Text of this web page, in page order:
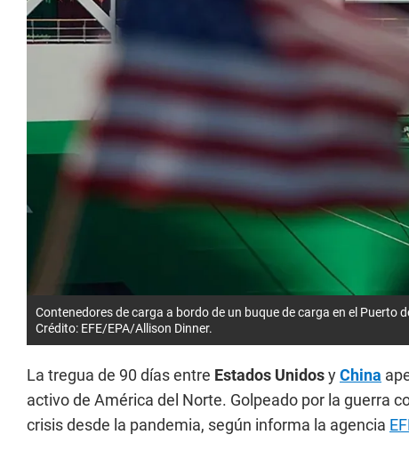
Contenedores de carga a bordo de un buque de carga en el Puerto
Crédito: EFE/EPA/Allison Dinner.
La tregua de 90 días entre Estados UnidosyChina
activo de América del Norte. Golpeado por la guerra
crisis desde la pandemia, según informa la agencia